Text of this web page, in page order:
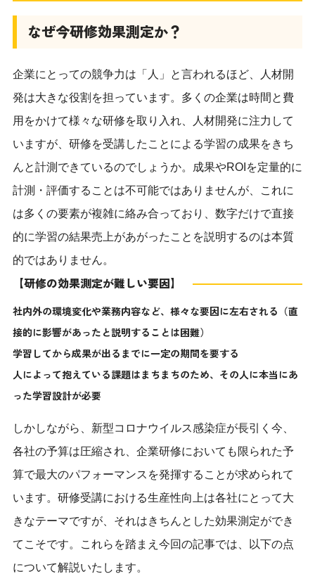
なぜ今研修効果測定か？
企業にとっての競争力は「人」と言われるほど、人材開
発は大きな役割を担っています。多くの企業は時間と費
用をかけて様々な研修を取り入れ、人材開発に注力して
いますが、研修を受講したことによる学習の成果をきち
んと計測できているのでしょうか。成果やROIを定量的に
計測・評価することは不可能ではありませんが、これに
は多くの要素が複雑に絡み合っており、数字だけで直接
的に学習の結果売上があがったことを説明するのは本質
的ではありません。
【研修の効果測定が難しい要因】
社内外の環境変化や業務内容など、様々な要因に左右される（直
接的に影響があったと説明することは困難）
学習してから成果が出るまでに一定の期間を要する
人によって抱えている課題はまちまちのため、その人に本当にあ
った学習設計が必要
しかしながら、新型コロナウイルス感染症が長引く今、
各社の予算は圧縮され、企業研修においても限られた予
算で最大のパフォーマンスを発揮することが求められて
います。研修受講における生産性向上は各社にとって大
きなテーマですが、それはきちんとした効果測定ができ
てこそです。これらを踏まえ今回の記事では、以下の点
について解説いたします。